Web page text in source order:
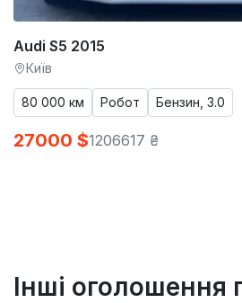
Audi S5 2015
Київ
80 000 км Робот Бензин, 3.0
27000 $1206617 ₴
Інші оголошення